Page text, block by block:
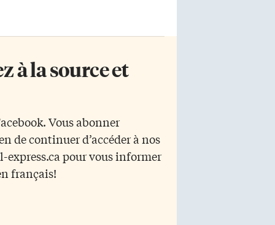
à la source et
Vous abonner
de continuer d’accéder à nos
express.ca pour vous informer
français!